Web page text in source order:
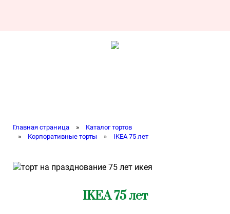
Главная страница »
Каталог тортов
»
Корпоративные торты » IKEA 75 лет
IKEA 75 лет